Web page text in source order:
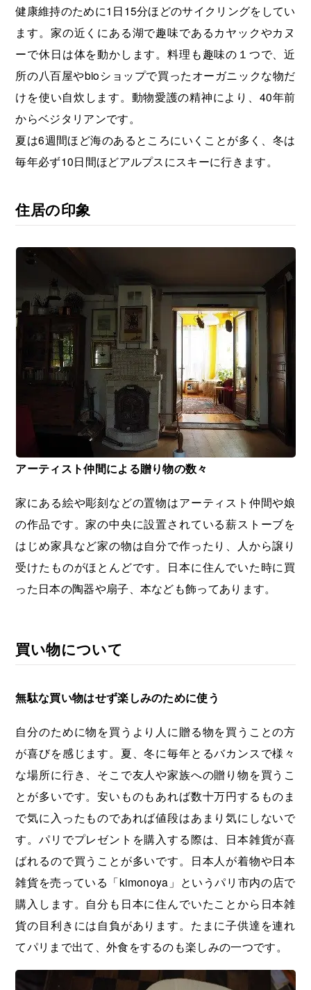
健康維持のために1日15分ほどのサイクリングをしてい
ます。家の近くにある湖で趣味であるカヤックやカヌ
ーで休日は体を動かします。料理も趣味の１つで、近
所の八百屋やbioショップで買ったオーガニックな物だ
けを使い自炊します。動物愛護の精神により、40年前
からベジタリアンです。
夏は6週間ほど海のあるところにいくことが多く、冬は
毎年必ず10日間ほどアルプスにスキーに行きます。
住居の印象
アーティスト仲間による贈り物の数々
家にある絵や彫刻などの置物はアーティスト仲間や娘
の作品です。家の中央に設置されている薪ストーブを
はじめ家具など家の物は自分で作ったり、人から譲り
受けたものがほとんどです。日本に住んでいた時に買
った日本の陶器や扇子、本なども飾ってあります。
買い物について
無駄な買い物はせず楽しみのために使う
自分のために物を買うより人に贈る物を買うことの方
が喜びを感じます。夏、冬に毎年とるバカンスで様々
な場所に行き、そこで友人や家族への贈り物を買うこ
とが多いです。安いものもあれば数十万円するものま
で気に入ったものであれば値段はあまり気にしないで
す。パリでプレゼントを購入する際は、日本雑貨が喜
ばれるので買うことが多いです。日本人が着物や日本
雑貨を売っている「kimonoya」というパリ市内の店で
購入します。自分も日本に住んでいたことから日本雑
貨の目利きには自負があります。たまに子供達を連れ
てパリまで出て、外食をするのも楽しみの一つです。